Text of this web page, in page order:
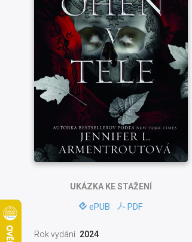
UKÁZKAKE STAŽENÍ
ePUB PDF
Rok vydání 2024